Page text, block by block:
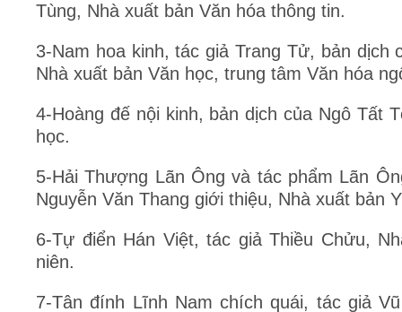
Tùng, Nhà xuất bản Văn hóa thông tin.
3-Nam hoa kinh, tác giả Trang Tử, bản dịch
Nhà xuất bản Văn học, trung tâm Văn hóa
4-Hoàng đế nội kinh, bản dịch của Ngô Tất
học.
5-Hải Thượng Lãn Ông và tác phẩm Lãn
Nguyễn Văn Thang giới thiệu, Nhà xuất bản
6-Tự điển Hán Việt, tác giả Thiều Chửu,
niên.
7-Tân đính Lĩnh Nam chích quái, tác giả